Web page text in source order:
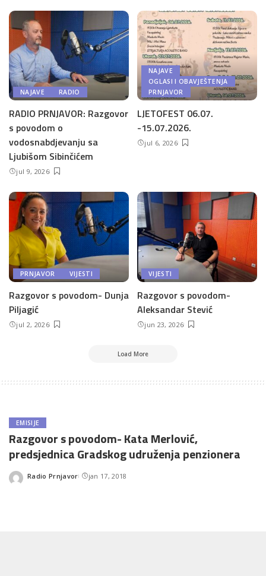
NAJAVE RADIO
RADIO PRNJAVOR: Razgovor
s povodom o
vodosnabdjevanju sa
Ljubišom Sibinčićem
jul 9, 2026
NAJAVE
OGLASI I OBAVJEŠTENJA
PRNJAVOR
LJETOFEST 06.07.
-15.07.2026.
jul 6, 2026
PRNJAVOR VIJESTI
Razgovor s povodom- Dunja
Piljagić
jul 2, 2026
VIJESTI
Razgovor s povodom-
Aleksandar Stević
jun 23, 2026
Load More
EMISIJE
Razgovor s povodom- Kata Merlović,
predsjednica Gradskog udruženja penzionera
Posted
Radio Prnjavor jan 17, 2018